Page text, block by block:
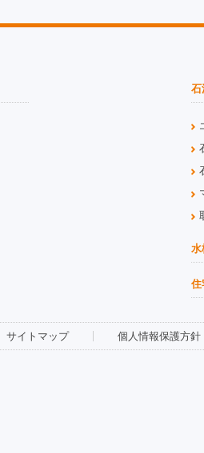
石
水
住
サイトマップ 個人情報保護方針